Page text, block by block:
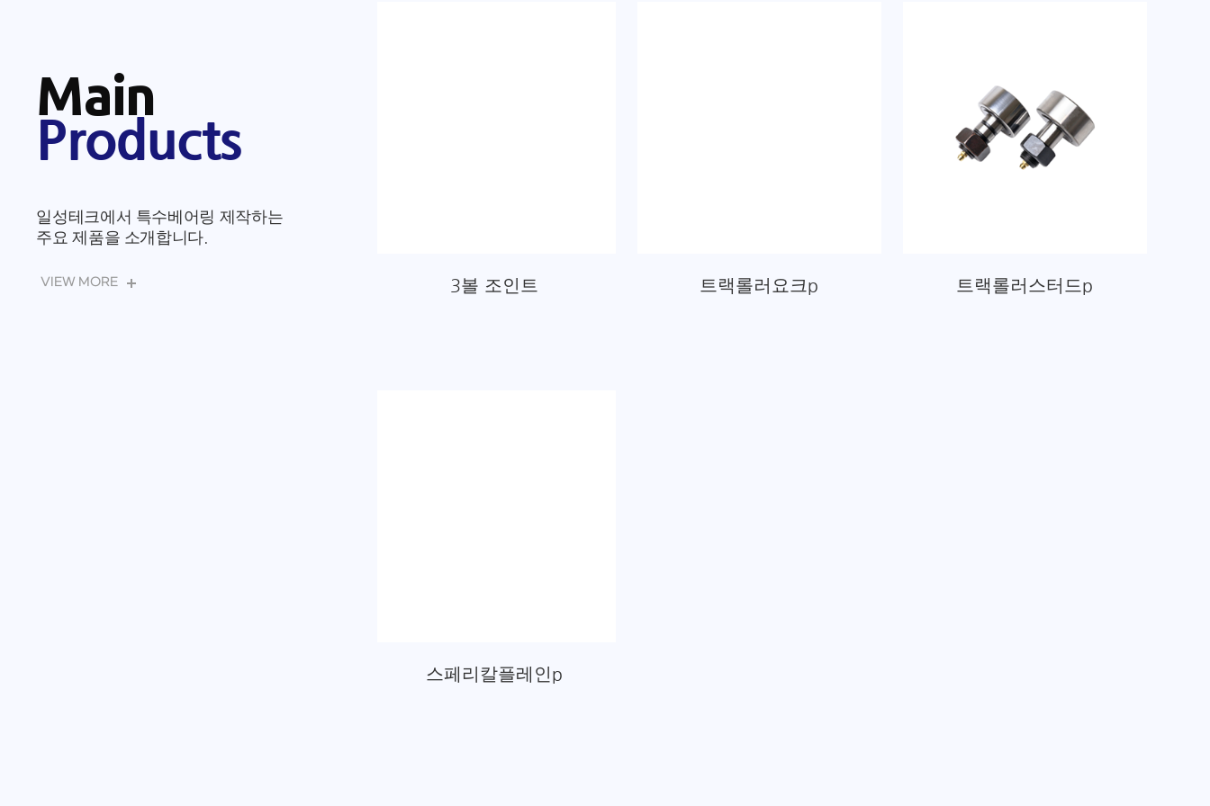
Main
Products
일성테크에서 특수베어링 제작하는
주요 제품을 소개합니다.
VIEW MORE 3볼 조인트 트랙롤러요크p 트랙롤러스터드p
스페리칼플레인p